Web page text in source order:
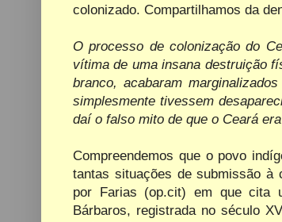
colonizado. Compartilhamos da
O processo de colonização do
vítima de uma insana destruição
branco, acabaram
simplesmente tivessem
daí o falso mito de que o Ceará
Compreendemos que o povo
tantas situações de submissão à
por Farias (op.cit) em que cita
Bárbaros, registrada no século